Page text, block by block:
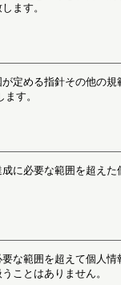
ます。
定める指針その他の
す。
に必要な範囲を超え
な範囲を超えて個人
ことはありません。